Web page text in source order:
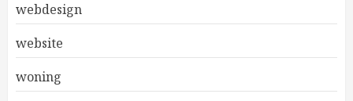
webdesign
website
woning